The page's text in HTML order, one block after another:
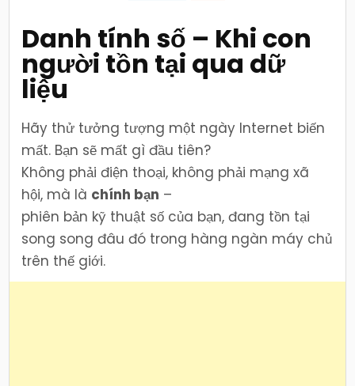
qua
dữ
Danh tính số – Khi con
người tồn tại qua dữ
liệu
Hãy thử tưởng tượng một ngày Internet biến
mất. Bạn sẽ mất gì đầu tiên?
Không phải điện thoại, không phải mạng xã
hội, mà là chính bạn –
phiên bản kỹ thuật số của bạn, đang tồn tại
song song đâu đó trong hàng ngàn máy chủ
trên thế giới.